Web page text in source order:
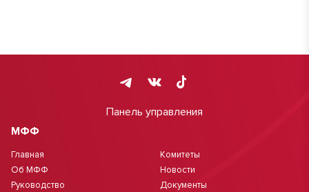
Панель управления
МФФ
Главная
Об МФФ
Руководство
Комитеты
Новости
Документы